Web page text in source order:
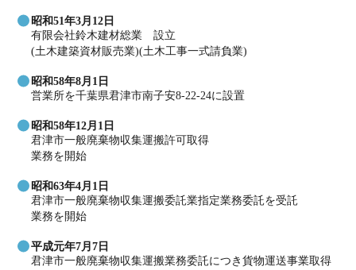
昭和51年3月12日
有限会社鈴木建材総業 設立
(土木建築資材販売業)(土木工事一式請負業)
昭和58年8月1日
営業所を千葉県君津市南子安8-22-24に設置
昭和58年12月1日
君津市一般廃棄物収集運搬許可取得
業務を開始
昭和63年4月1日
君津市一般廃棄物収集運搬委託業指定業務委託を受託
業務を開始
平成元年7月7日
君津市一般廃棄物収集運搬業務委託につき貨物運送事業取得